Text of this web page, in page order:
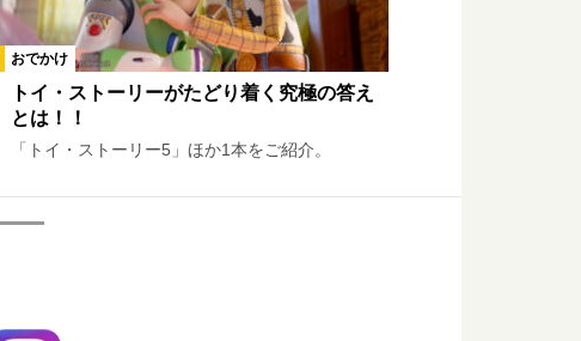
おでかけ
トイ・ストーリーがたどり着く究極の答え
とは！！
「トイ・ストーリー5」ほか1本をご紹介。